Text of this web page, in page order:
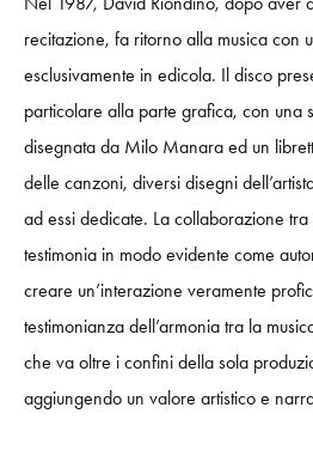
recitazione, fa ritorno alla musica con u
esclusivamente in edicola. Il disco
particolare alla parte grafica, con una
disegnata da Milo Manara ed un
delle canzoni, diversi disegni
ad essi dedicate. La collaborazione tra
testimonia in modo evidente come
creare un’interazione veramente
testimonianza dell’armonia tra la
che va oltre i confini della sola
aggiungendo un valore artistico e